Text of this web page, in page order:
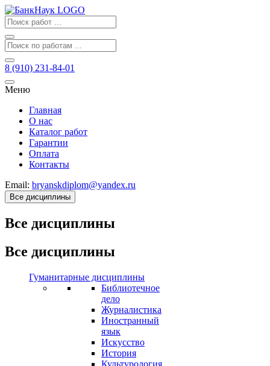
8 (910) 231-84-01
Меню
Главная
О нас
Каталог работ
Гарантии
Оплата
Контакты
Email: bryanskdiplom@yandex.ru
Все дисциплины
Все дисциплины
Все дисциплины
Гуманитарные дисциплины
Библиотечное
дело
Журналистика
Иностранный
язык
Искусство
История
Культурология